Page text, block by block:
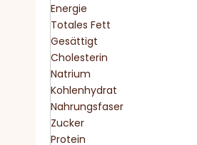
Energie
Totales Fett
Gesättigt
Cholesterin
Natrium
Kohlenhydrat
Nahrungsfaser
Zucker
Protein